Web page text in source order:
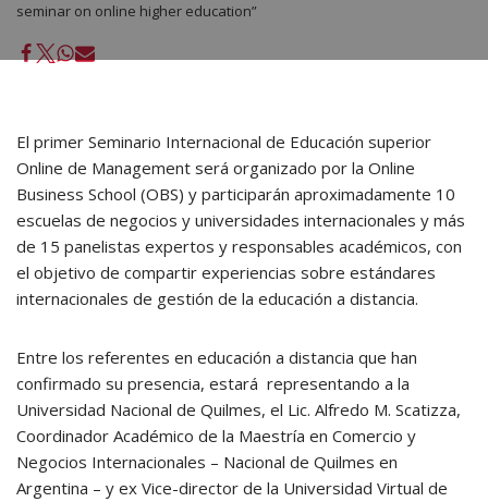
seminar on online higher education”
El primer Seminario Internacional de Educación superior
Online de Management será organizado por la Online
Business School (OBS) y participarán aproximadamente 10
escuelas de negocios y universidades internacionales y más
de 15 panelistas expertos y responsables académicos, con
el objetivo de compartir experiencias sobre estándares
internacionales de gestión de la educación a distancia.
Entre los referentes en educación a distancia que han
confirmado su presencia, estará representando a la
Universidad Nacional de Quilmes, el Lic. Alfredo M. Scatizza,
Coordinador Académico de la Maestría en Comercio y
Negocios Internacionales – Nacional de Quilmes en
Argentina – y ex Vice-director de la Universidad Virtual de